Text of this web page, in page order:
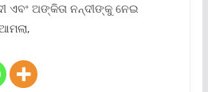
ଏବଂ ଅଙ୍କିତା ନନ୍ଦୀଙ୍କୁ ନେଇ